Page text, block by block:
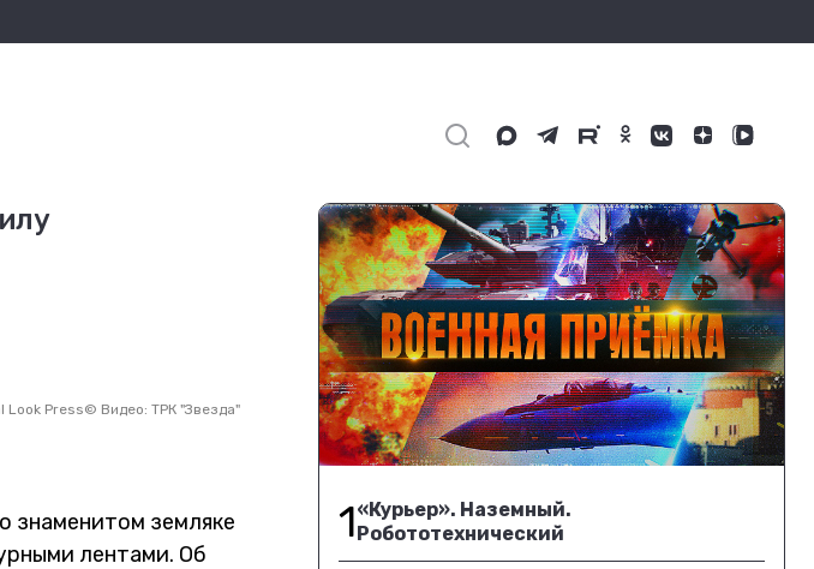
Look Press© Видео: ТРК "Звезда"
знаменитом земляке
лентами. Об
1«Курьер». Наземный.
Робототехнический